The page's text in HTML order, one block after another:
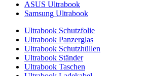
ASUS Ultrabook
Samsung Ultrabook
Ultrabook Schutzfolie
Ultrabook Panzerglas
Ultrabook Schutzhüllen
Ultrabook Ständer
Ultrabook Taschen